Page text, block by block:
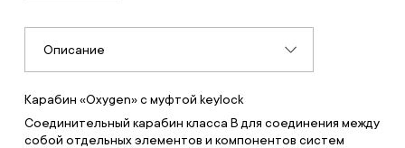
Описание
Карабин «Oxygen» с муфтой keylock
Соединительный карабин класса B для соединения между
собой отдельных элементов и компонентов систем